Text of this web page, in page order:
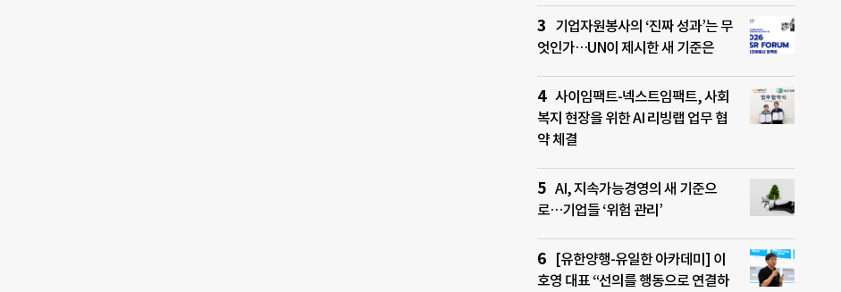
기업자원봉사의 ‘진짜 성과’는 무
엇인가…UN이 제시한 새 기준은
사이임팩트-넥스트임팩트, 사회
복지 현장을 위한 AI 리빙랩 업무 협
약 체결
AI, 지속가능경영의 새 기준으
로…기업들 ‘위험 관리’
[유한양행-유일한 아카데미] 이
호영 대표 “선의를 행동으로 연결하